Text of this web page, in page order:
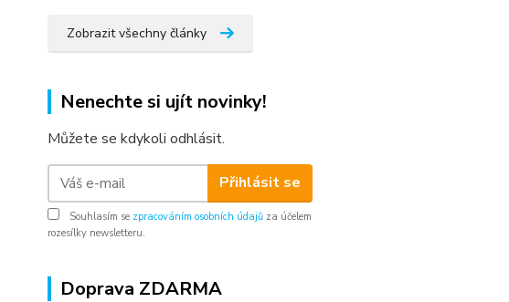
Zobrazit všechny články
Nenechte si ujít novinky!
Můžete se kdykoli odhlásit.
Přihlásit se
Souhlasím se zpracováním osobních údajů za účelem
rozesílky newsletteru.
Doprava ZDARMA